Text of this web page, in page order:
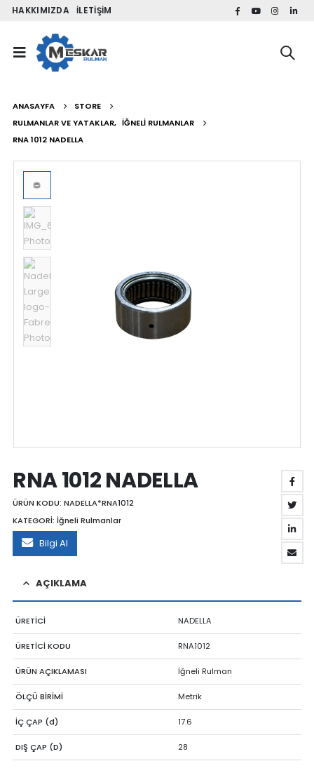
HAKKIMIZDA İLETIŞIM
ANASAYFA
STORE
RULMANLAR VE YATAKLAR, İĞNELI RULMANLAR
RNA 1012 NADELLA
RNA 1012 NADELLA
ÜRÜN KODU: NADELLA*RNA1012
KATEGORİ: İğneli Rulmanlar
Bilgi Al
AÇIKLAMA
ÜRETİCİ NADELLA
ÜRETİCİ KODU RNA1012
ÜRÜN AÇIKLAMASI İğneli Rulman
ÖLÇÜ BİRİMİ Metrik
İÇ ÇAP (d) 17.6
DIŞ ÇAP (D) 28